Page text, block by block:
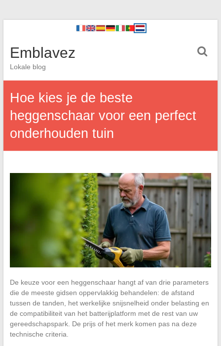
Emblavez
Lokale blog
Hoe kies je de beste
heggenschaar voor een perfect
onderhouden tuin
De keuze voor een heggenschaar hangt af van drie parameters
die de meeste gidsen oppervlakkig behandelen: de afstand
tussen de tanden, het werkelijke snijsnelheid onder belasting en
de compatibiliteit van het batterijplatform met de rest van uw
gereedschapspark. De prijs of het merk komen pas na deze
technische criteria.